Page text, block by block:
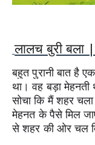
लालच बुरी
बहुत पुरानी बात है
था। वह बड़ा मेहनती
सोचा कि मैं शहर चला
मेहनत के पैसे मिल
से शहर की ओर चल